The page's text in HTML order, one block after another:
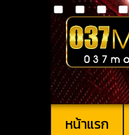
หน้าแรก